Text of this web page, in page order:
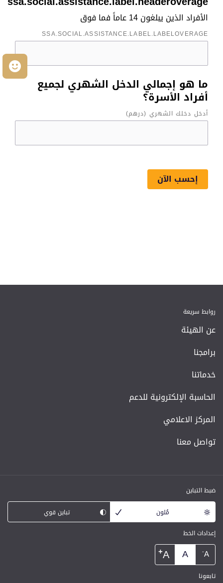
الأفراد الذين يبلغون 14 عاماً فما فوق
SSA.SOCIAL.ASSISTANCE.LABEL.LABELOVERAGE
ما هو إجمالي الدخل الشهري لجميع
أفراد الأسرة؟
أدخل دخلك الشهري (درهم)
إحسب الآن
روابط سريعة
عن الهيئة
برامجنا
خدماتنا
الحاسبة الإلكترونية للدعم
المركز الاعلامي
تواصل معنا
ضبط التباين
مُلون
تباين قوي
إعدادات الخط
A
-
A
A
+
تابعونا